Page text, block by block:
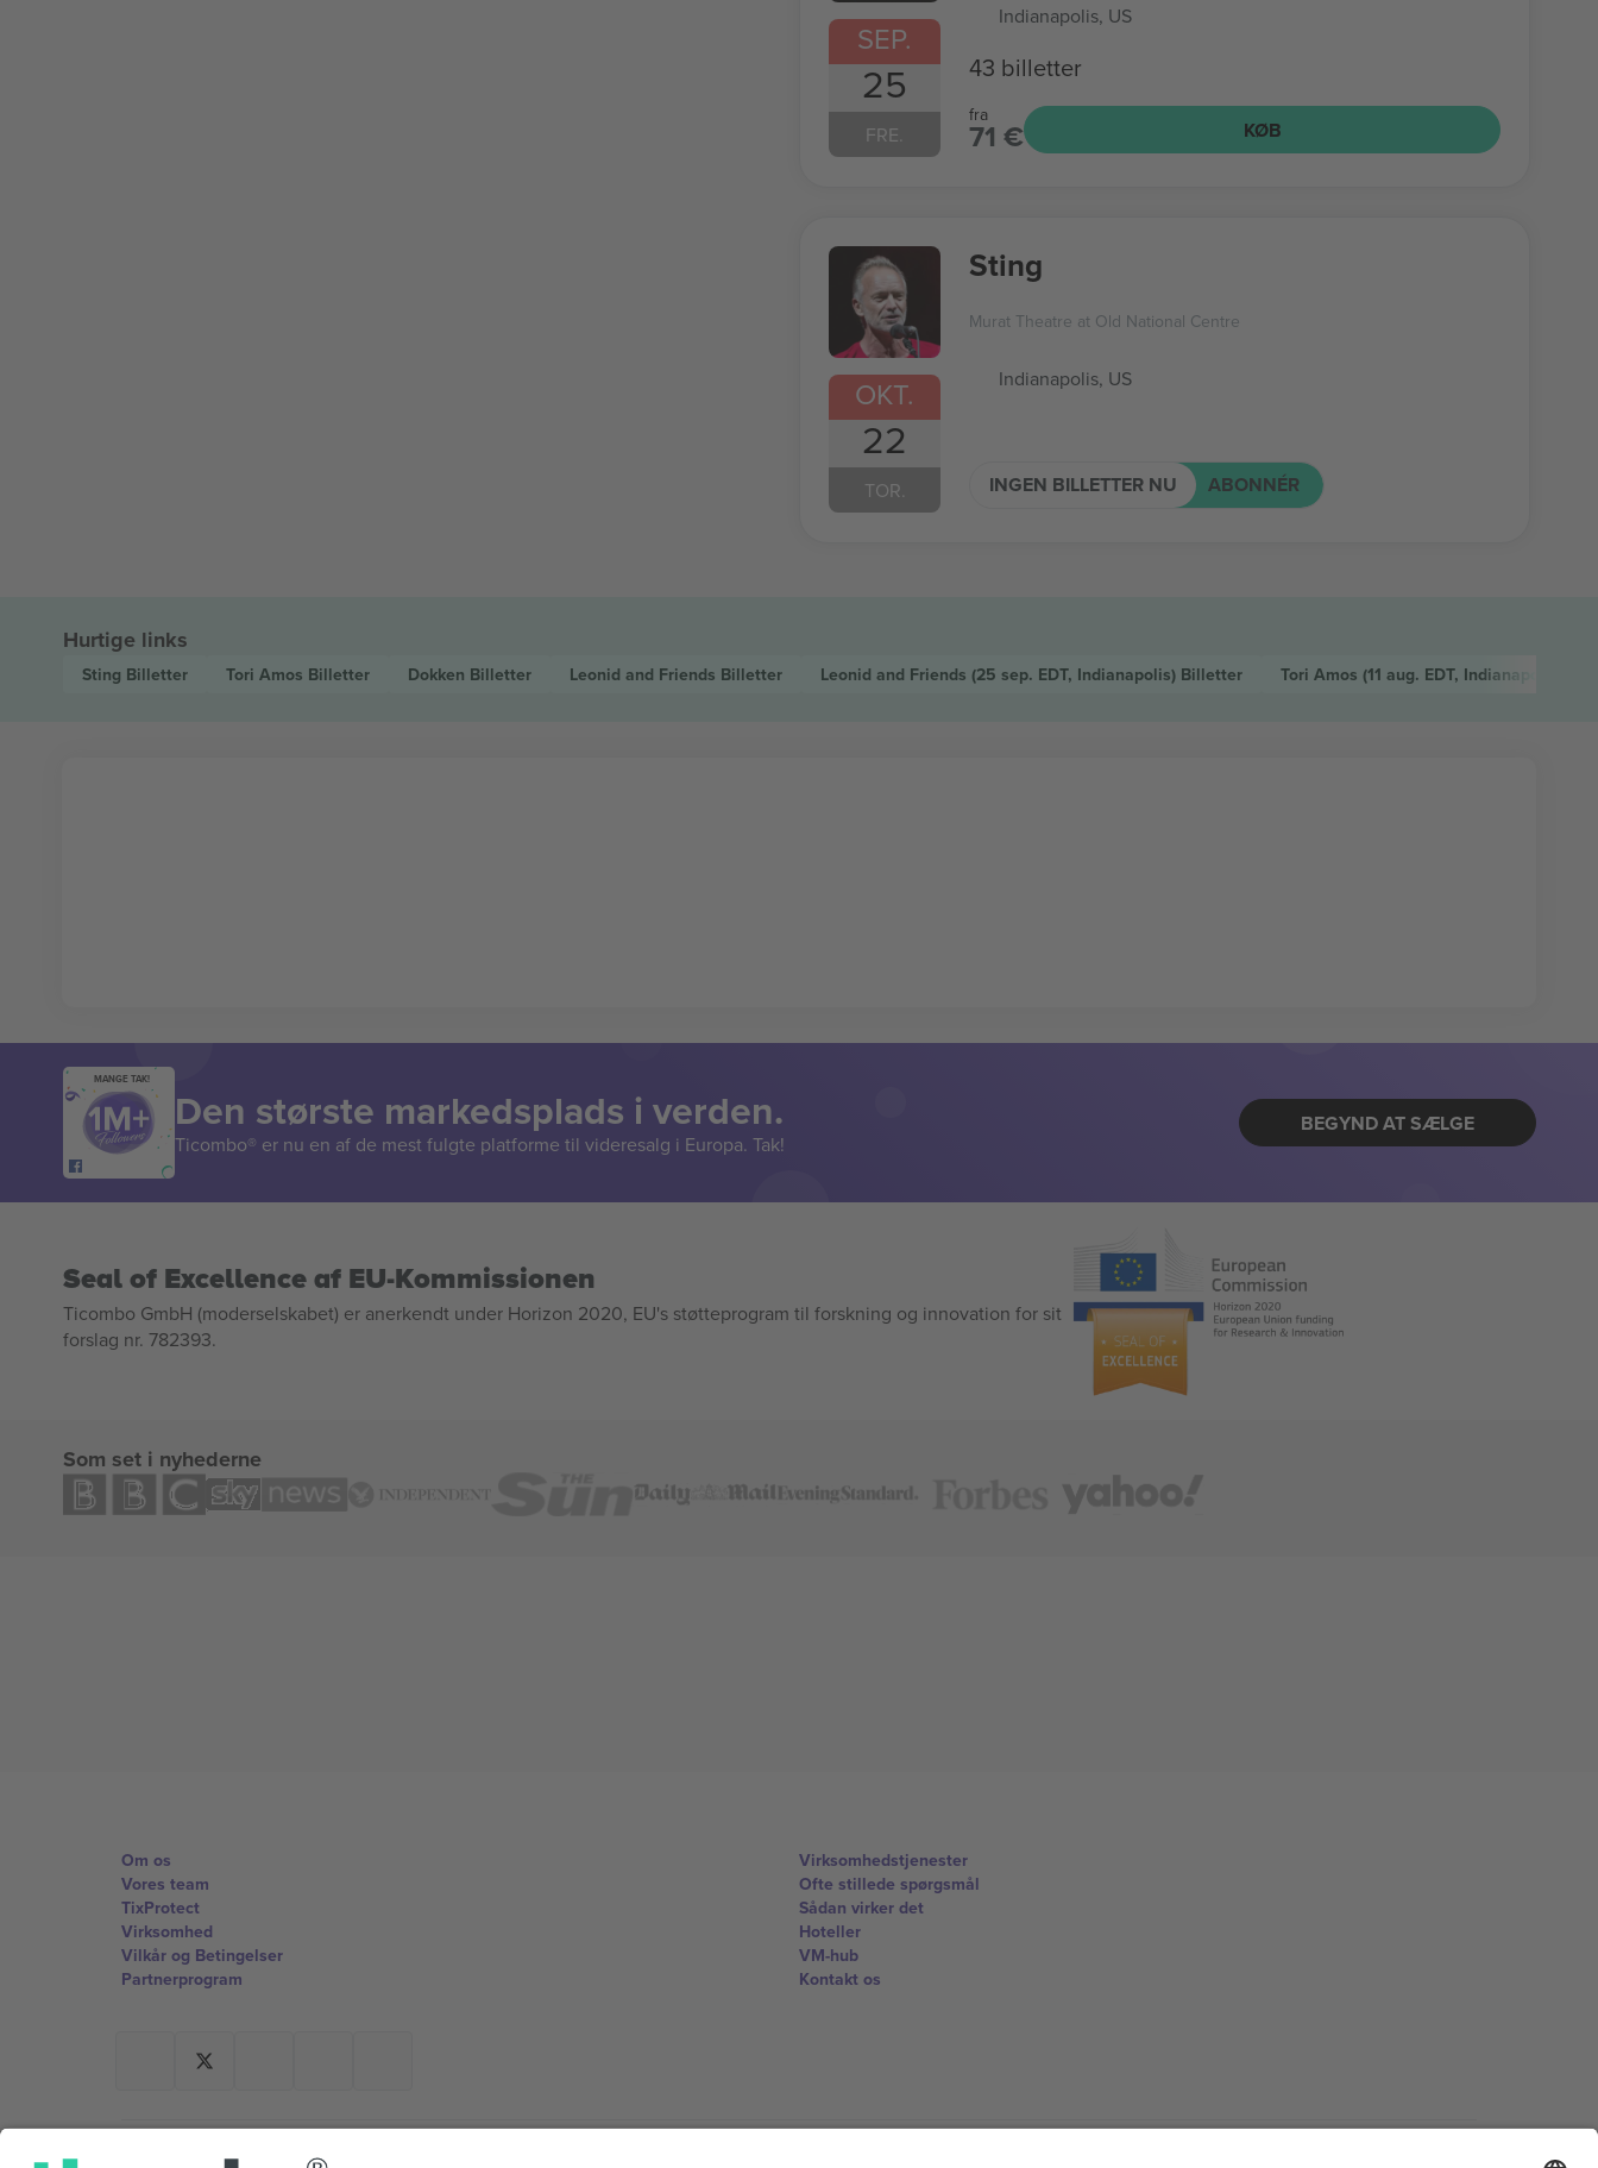
SEP.
25
FRE.
Indianapolis, US
43 billetter
fra
71 € KØB
OKT.
22
TOR.
Sting
Murat Theatre at Old National Centre
Indianapolis, US
INGEN BILLETTER NU ABONNÉR
Hurtige links
Sting Billetter Tori Amos Billetter Dokken Billetter Leonid and Friends Billetter Leonid and Friends (25 sep. EDT, Indianapolis) Billetter Tori Amos (11 aug. EDT, Indianapolis)
MANGE TAK!
Den største markedsplads i verden.
Ticombo® er nu en af de mest fulgte platforme til videresalg i Europa. Tak!
BEGYND AT SÆLGE
Seal of Excellence af EU-Kommissionen
Ticombo GmbH (moderselskabet) er anerkendt under Horizon 2020, EU's støtteprogram til forskning og innovation for sit
forslag nr. 782393.
Som set i nyhederne
Om os
Vores team
TixProtect
Virksomhed
Vilkår og Betingelser
Partnerprogram
Virksomhedstjenester
Ofte stillede spørgsmål
Sådan virker det
Hoteller
VM-hub
Kontakt os
Kontorer og support